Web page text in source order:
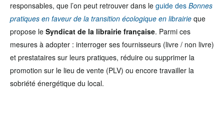
responsables, que l’on peut retrouver dans le guide des Bonnes
pratiques en faveur de la transition écologique en librairie que
propose le Syndicat de la librairie française. Parmi ces
mesures à adopter : interroger ses fournisseurs (livre / non livre)
et prestataires sur leurs pratiques, réduire ou supprimer la
promotion sur le lieu de vente (PLV) ou encore travailler la
sobriété énergétique du local.